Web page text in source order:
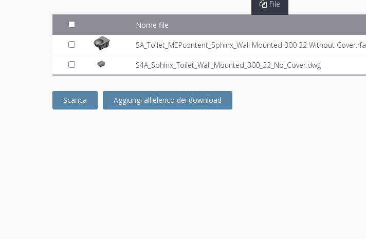
File
Nome file
SA_Toilet_MEPcontent_Sphinx_Wall Mounted 300 22 Without Cover.rfa
S4A_Sphinx_Toilet_Wall_Mounted_300_22_No_Cover.dwg
Scarica Aggiungi all'elenco dei download